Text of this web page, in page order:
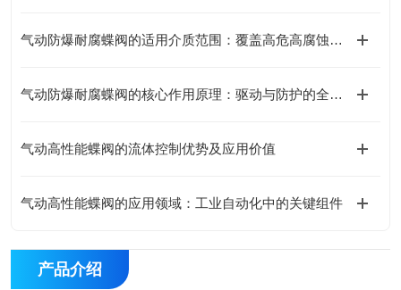
气动防爆耐腐蝶阀的适用介质范围：覆盖高危高腐蚀场景的核心需求
气动防爆耐腐蝶阀的核心作用原理：驱动与防护的全链路协同设计
气动高性能蝶阀的流体控制优势及应用价值
气动高性能蝶阀的应用领域：工业自动化中的关键组件
产品介绍